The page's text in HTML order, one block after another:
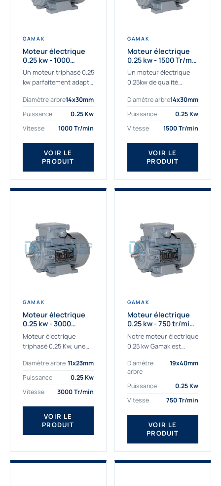
GAMAK
Moteur électrique
0.25 kw - 1000
Tr/min - 230/400V -
IE2
Un moteur triphasé 0.25
kw parfaitement adapté
sévères. Notre
important stock de
permet de livrer
rapidement tous types
de moteurs.
Ce moteur...
Diamètre arbre14x30mm
Puissance
0.25 Kw
Vitesse
1000 Tr/min
VOIR LE
PRODUIT
GAMAK
Moteur électrique
0.25 kw - 1500 Tr/min
- 230/400V - IE2
Un moteur électrique
0.25kw de qualité
professionnels. Notre
gamme de moteurs
sélectionné pour la très
haute...
Diamètre arbre14x30mm
Puissance
0.25 Kw
Vitesse
1500 Tr/min
VOIR LE
PRODUIT
GAMAK
Moteur électrique
0.25 kw - 3000
Tr/min - 230/400V -
IE2
Moteur électrique
triphasé 0.25 Kw, une
adaptée à tous types
de machines.
triphasé 0.25 Kw Gamak
à haut rendement...
Diamètre arbre 11x23mm
Puissance
0.25 Kw
Vitesse
3000 Tr/min
VOIR LE
PRODUIT
GAMAK
Moteur électrique
0.25 kw - 750 tr/min -
230/400V - IE2
Notre moteur électrique
0.25 kw Gamak est
aux applications
sévères. Nous
déterminons,
fournissons
des moteurs
asynchrones depuis de
nombreuses années....
Diamètre
arbre
19x40mm
Puissance
0.25 Kw
Vitesse
750 Tr/min
VOIR LE
PRODUIT